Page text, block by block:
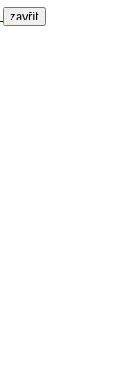
zavřít